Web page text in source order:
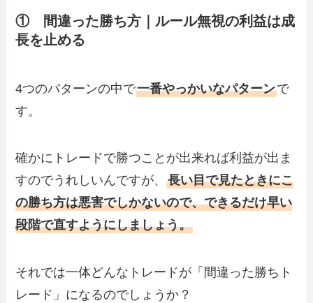
① 間違った勝ち方｜ルール無視の利益は成
長を止める
4つのパターンの中で一番やっかいなパターンで
す。
確かにトレードで勝つことが出来れば利益が出ま
すのでうれしいんですが、長い目で見たときにこ
の勝ち方は悪害でしかないので、できるだけ早い
段階で直すようにしましょう。
それでは一体どんなトレードが「間違った勝ちト
レード」になるのでしょうか？